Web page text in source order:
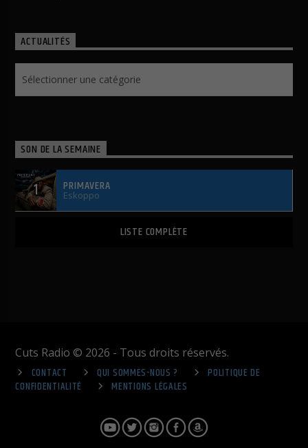
ACTUALITÉS
SON DE LA SEMAINE
1 PRIMAVERA
Eskoppo
LISTE COMPLÈTE
Cuts Radio © 2026 - Tous droits réservés.
CONTACT
QUI SOMMES-NOUS ?
POLITIQUE DE
CONFIDENTIALITÉ
MENTIONS LÉGALES